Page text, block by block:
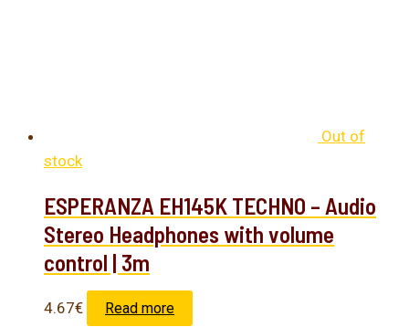
Out of
stock
ESPERANZA EH145K TECHNO – Audio
Stereo Headphones with volume
control | 3m
4.67€ Read more